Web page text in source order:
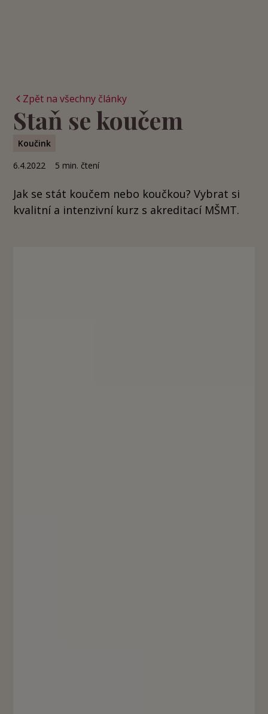
Zpět na všechny články
Staň se koučem
Koučink
6.4.2022
5 min. čtení
Jak se stát koučem nebo koučkou? Vybrat si
kvalitní a intenzivní kurz s akreditací MŠMT.